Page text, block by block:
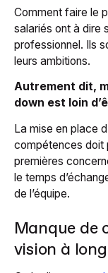
Comment faire le
salariés ont à dire
professionnel. Ils
leurs ambitions.
Autrement dit,
down est loin
La mise en place
compétences doit
premières
le temps
de l’équipe.
Manque de
vision à